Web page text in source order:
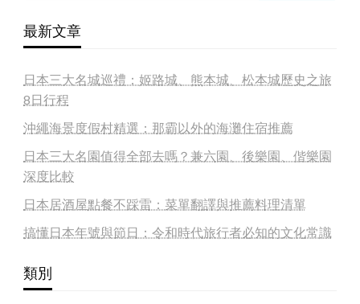
最新文章
日本三大名城巡禮：姬路城、熊本城、松本城歷史之旅
8日行程
沖繩海景度假村精選：那霸以外的海灘住宿推薦
日本三大名園值得全部去嗎？兼六園、後樂園、偕樂園
深度比較
日本居酒屋點餐不踩雷：菜單翻譯與推薦料理清單
搞懂日本年號與節日：令和時代旅行者必知的文化常識
類別